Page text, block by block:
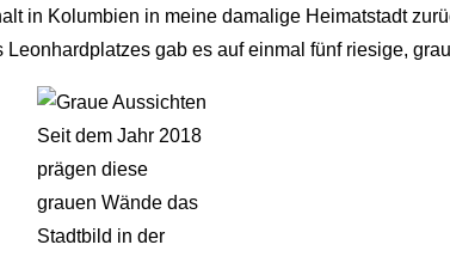
in Kolumbien in meine damalige Heimatstadt
gab es auf einmal fünf riesige,
Seit dem Jahr 2018
prägen diese
grauen Wände das
Stadtbild in der